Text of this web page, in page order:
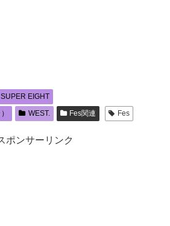
SUPER EIGHT
WEST. Fes関連 Fes
ポンサーリンク